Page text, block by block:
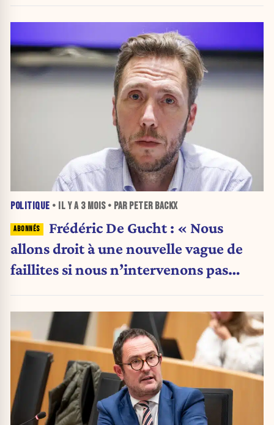
POLITIQUE • IL Y A 3 MOIS• PAR PETER BACKX
Frédéric De Gucht : « Nous
allons droit à une nouvelle vague de
faillites si nous n’intervenons pas